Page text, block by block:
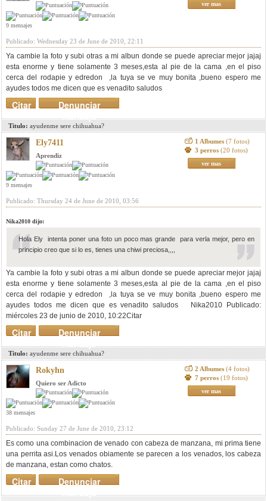
9 mensajes
ver mas
Publicado: Wednesday 23 de June de 2010, 22:11
Ya cambie la foto y subi otras a mi albun donde se puede apreciar mejor jajaj
esta enorme y tiene solamente 3 meses,esta al pie de la cama ,en el piso
cerca del rodapie y edredon ,la tuya se ve muy bonita ,bueno espero me
ayudes todos me dicen que es venadito saludos
Denunciar
mensaje
Citar
Titulo: ayudenme sere chihuahua?
Ely7411
Aprendiz
9 mensajes
1 Albumes (7 fotos)
3 perros (20 fotos)
ver mas
Publicado: Thursday 24 de June de 2010, 03:56
Nika2010 dijo:
Hola Ely intenta poner una foto un poco mas grande para verla mejor, pero en
principio creo que si lo es, tienes una chiwi preciosa,,,,
Ya cambie la foto y subi otras a mi albun donde se puede apreciar mejor jajaj
esta enorme y tiene solamente 3 meses,esta al pie de la cama ,en el piso
cerca del rodapie y edredon ,la tuya se ve muy bonita ,bueno espero me
ayudes todos me dicen que es venadito saludos Nika2010 Publicado:
miércoles 23 de junio de 2010, 10:22Citar
Denunciar
mensaje
Citar
Titulo: ayudenme sere chihuahua?
Rokyhn
Quiero ser Adicto
38 mensajes
2 Albumes (4 fotos)
7 perros (19 fotos)
ver mas
Publicado: Sunday 27 de June de 2010, 23:12
Es como una combinacion de venado con cabeza de manzana, mi prima tiene
una perrita asi.Los venados obiamente se parecen a los venados, los cabeza
de manzana, estan como chatos.
Denunciar
mensaje
Citar